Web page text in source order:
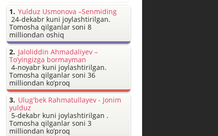
Yulduz Usmonova –Senmiding
24-dekabr kuni joylashtirilgan.
Tomosha qilganlar soni 8
milliondan oshiq
Jaloliddin Ahmadaliyev –
To’yingizga bormayman
4-noyabr kuni joylashtirilgan.
Tomosha qilganlar soni 36
milliondan ko’proq
Ulug'bek Rahmatullayev - Jonim
yulduz
5-dekabr kuni joylashtirilgan .
Tomosha qilganlar soni 3
milliondan ko’proq